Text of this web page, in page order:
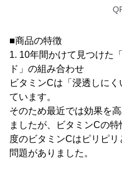
■商品の特徴
1. 10年間かけて見つけた
ド」の組み合わせ
ビタミンCは「浸透しに
ています。
そのため最近では効果を
ましたが、ビタミンCの
度のビタミンCはピリピ
問題がありました。